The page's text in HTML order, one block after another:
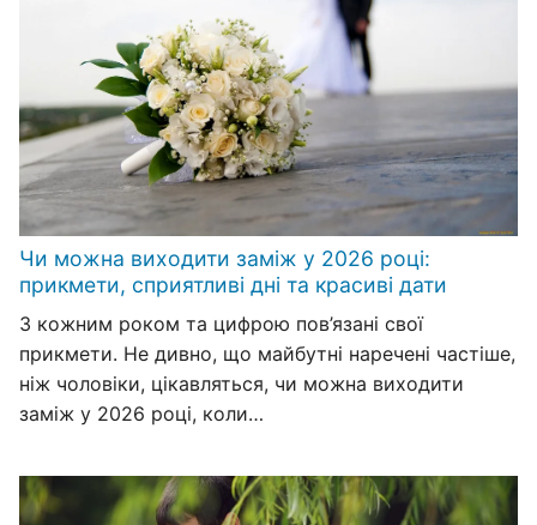
Чи можна виходити заміж у 2026 році:
прикмети, сприятливі дні та красиві дати
З кожним роком та цифрою пов’язані свої
прикмети. Не дивно, що майбутні наречені частіше,
ніж чоловіки, цікавляться, чи можна виходити
заміж у 2026 році, коли…